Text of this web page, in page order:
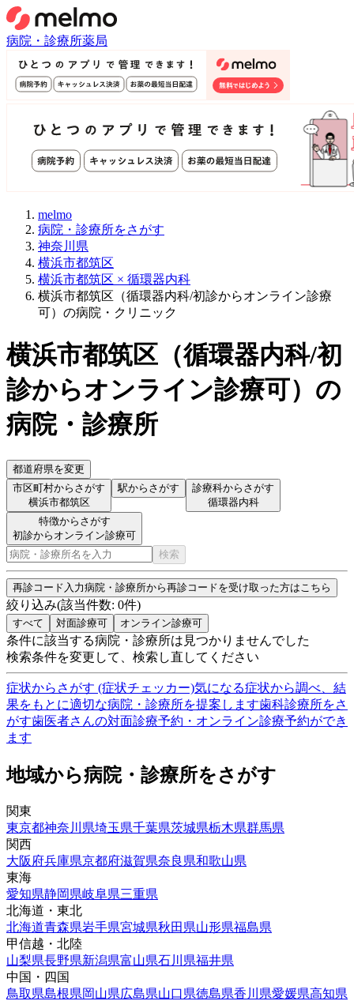
病院・診療所薬局
melmo
病院・診療所をさがす
神奈川県
横浜市都筑区
横浜市都筑区 × 循環器内科
横浜市都筑区（循環器内科/初診からオンライン診療
可）の病院・クリニック
横浜市都筑区 （循環器内科/初
診からオンライン診療可） の
病院・診療所
都道府県を変更
市区町村からさがす
横浜市都筑区
駅からさがす
診療科からさがす
循環器内科
特徴からさがす
初診からオンライン診療可
検索
再診コード入力病院・診療所から再診コードを受け取った方はこちら
絞り込み(該当件数: 0件)
すべて 対面診療可 オンライン診療可
条件に該当する病院・診療所は見つかりませんでした
検索条件を変更して、検索し直してください
症状からさがす (症状チェッカー)気になる症状から調べ、結
果をもとに適切な病院・診療所を提案します歯科診療所をさ
がす歯医者さんの対面診療予約・オンライン診療予約ができ
ます
地域から病院・診療所をさがす
関東
東京都神奈川県埼玉県千葉県茨城県栃木県群馬県
関西
大阪府兵庫県京都府滋賀県奈良県和歌山県
東海
愛知県静岡県岐阜県三重県
北海道・東北
北海道青森県岩手県宮城県秋田県山形県福島県
甲信越・北陸
山梨県長野県新潟県富山県石川県福井県
中国・四国
鳥取県島根県岡山県広島県山口県徳島県香川県愛媛県高知県